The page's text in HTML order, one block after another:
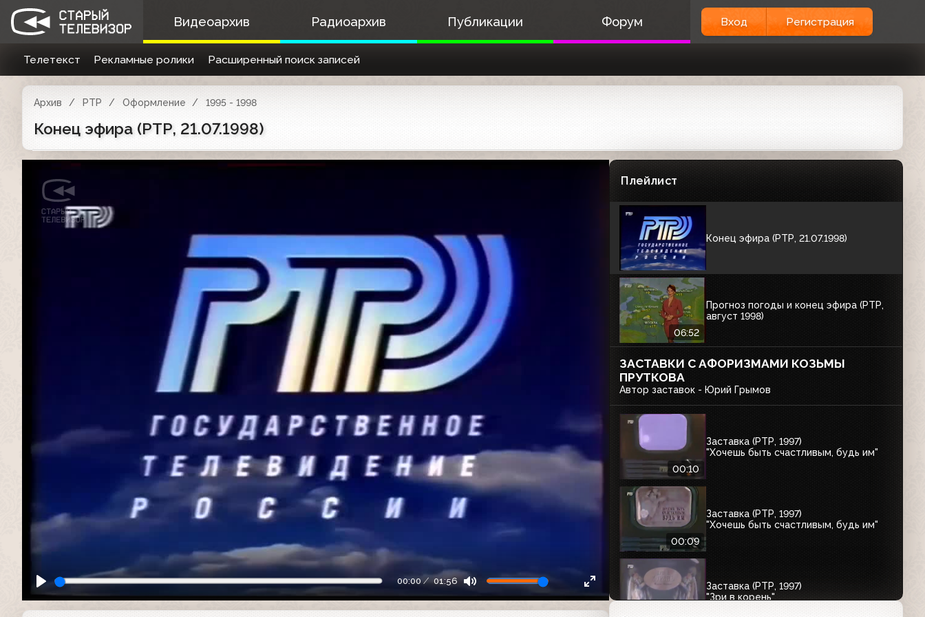
Видеоархив Радиоархив Публикации Форум Вход Регистрация
Телетекст Рекламные ролики Расширенный поиск записей
Архив РТР Оформление 1995 - 1998
Конец эфира (РТР, 21.07.1998)
00:00 01:56
Плейлист
00:24
Фрагмент конца эфира (РТР,
17.09.1996)
Конец эфира (РТР, 22.11.1997-
05:00
Конец эфира (РТР, 21.07.1998)
06:52
Прогноз погоды и конец эфира (РТР,
август 1998)
ЗАСТАВКИ С АФОРИЗМАМИ КОЗЬМЫ
ПРУТКОВА
Автор заставок - Юрий Грымов
00:10
Заставка (РТР, 1997)
"Хочешь быть счастливым, будь им"
00:09
Заставка (РТР, 1997)
"Хочешь быть счастливым, будь им"
Заставка (РТР, 1997)
"Зри в корень"